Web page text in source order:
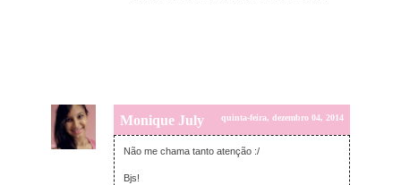
Monique July quinta-feira, dezembro 04, 2014
Não me chama tanto atenção :/
Bjs!